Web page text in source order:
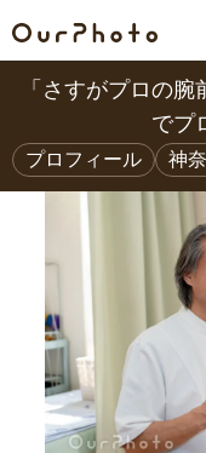
「さすがプロの
でプ
プロフィール 神